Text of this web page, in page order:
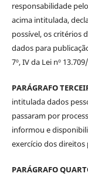
responsabilidade
acima intitulada,
possível, os critérios
dados para
7º, IV da Lei nº
PARÁGRAFO
intitulada dados
passaram por
informou e
exercício dos direitos
PARÁGRAFO